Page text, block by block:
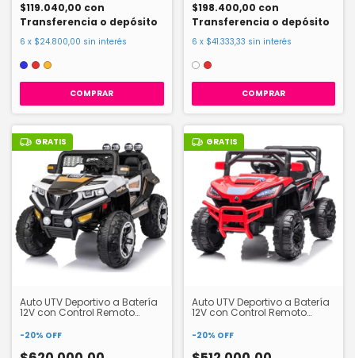
$119.040,00 con
Transferencia o depósito
6 x $24.800,00 sin interés
COMPRAR
$198.400,00 con
Transferencia o depósito
6 x $41.333,33 sin interés
COMPRAR
GRATIS
Auto UTV Deportivo a Batería
12V con Control Remoto
-20% OFF
GRATIS
Auto UTV Deportivo a Batería
12V con Control Remoto
-20% OFF